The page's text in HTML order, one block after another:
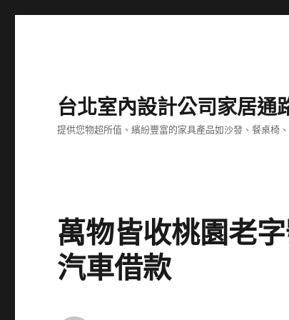
台北室內設計公司家居通
提供您物超所值、繽紛豐富的家具產品如沙發、餐桌椅
萬物皆收桃園老
汽車借款